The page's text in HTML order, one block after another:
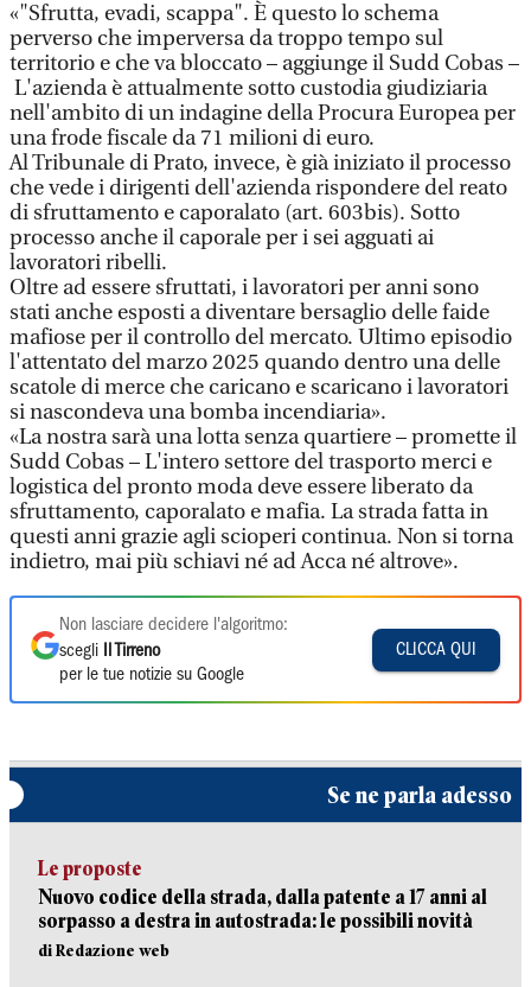
«"Sfrutta, evadi, scappa". È questo lo schema
perverso che imperversa da troppo tempo sul
territorio e che va bloccato – aggiunge il Sudd Cobas –
L'azienda è attualmente sotto custodia giudiziaria
nell'ambito di un indagine della Procura Europea per
una frode fiscale da 71 milioni di euro.
Al Tribunale di Prato, invece, è già iniziato il processo
che vede i dirigenti dell'azienda rispondere del reato
di sfruttamento e caporalato (art. 603bis). Sotto
processo anche il caporale per i sei agguati ai
lavoratori ribelli.
Oltre ad essere sfruttati, i lavoratori per anni sono
stati anche esposti a diventare bersaglio delle faide
mafiose per il controllo del mercato. Ultimo episodio
l'attentato del marzo 2025 quando dentro una delle
scatole di merce che caricano e scaricano i lavoratori
si nascondeva una bomba incendiaria».
«La nostra sarà una lotta senza quartiere – promette il
Sudd Cobas – L'intero settore del trasporto merci e
logistica del pronto moda deve essere liberato da
sfruttamento, caporalato e mafia. La strada fatta in
questi anni grazie agli scioperi continua. Non si torna
indietro, mai più schiavi né ad Acca né altrove».
Non lasciare decidere l'algoritmo:
scegli
Il Tirreno
per le tue notizie su Google
CLICCA QUI
Se ne parla adesso
Le proposte
Nuovo codice della strada, dalla patente a 17 anni al
sorpasso a destra in autostrada: le possibili novità
di Redazione web